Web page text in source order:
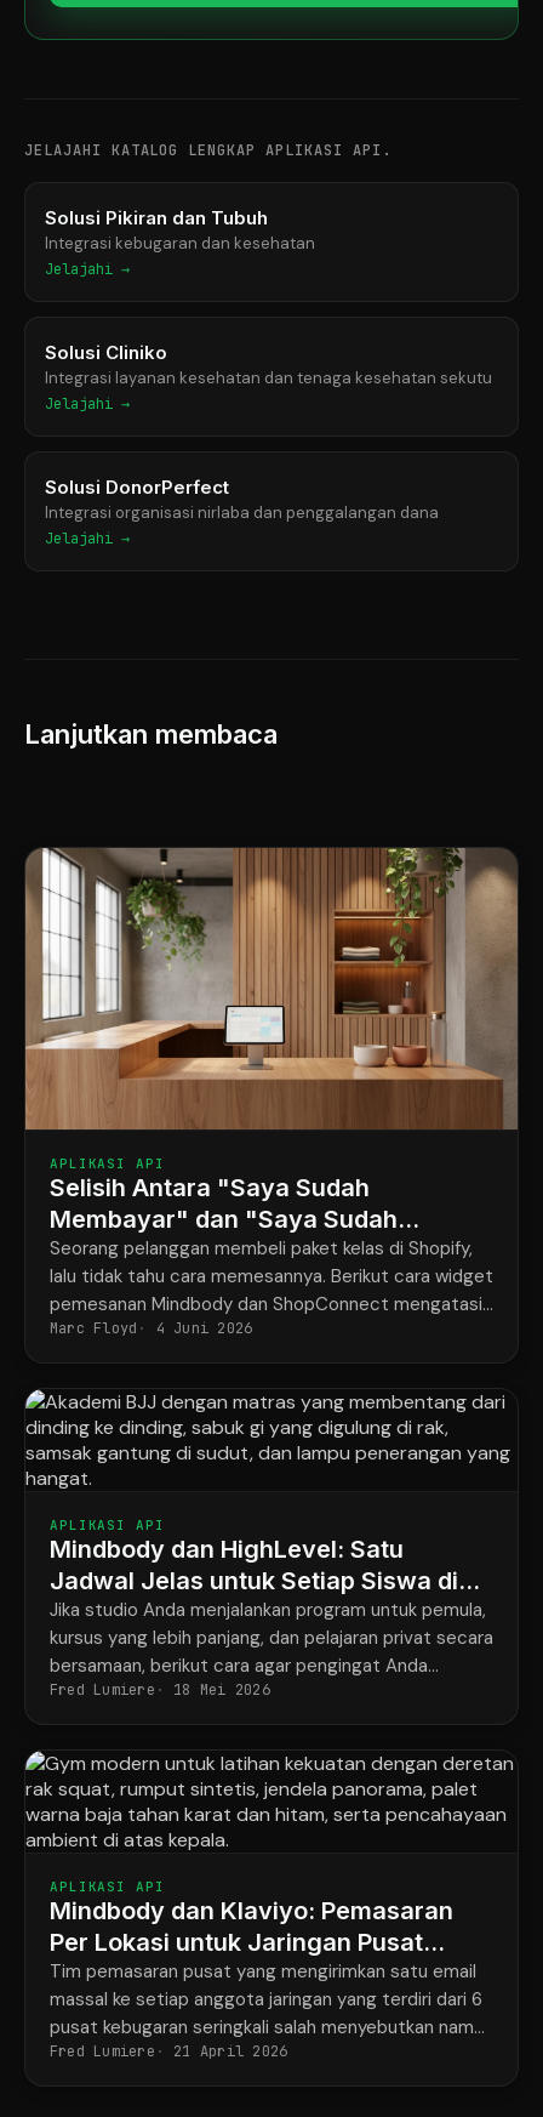
JELAJAHI KATALOG LENGKAP APLIKASI API.
Solusi Pikiran dan Tubuh
Integrasi kebugaran dan kesehatan
Jelajahi →
Solusi Cliniko
Integrasi layanan kesehatan dan tenaga kesehatan sekutu
Jelajahi →
Solusi DonorPerfect
Integrasi organisasi nirlaba dan penggalangan dana
Jelajahi →
Lanjutkan membaca
APLIKASI API
Selisih Antara "Saya Sudah
Membayar" dan "Saya Sudah
Dipesan"
Seorang pelanggan membeli paket kelas di Shopify,
lalu tidak tahu cara memesannya. Berikut cara widget
pemesanan Mindbody dan ShopConnect mengatasi
masalah tersebut untuk selamanya.
Marc Floyd 4 Juni 2026
APLIKASI API
Mindbody dan HighLevel: Satu
Jadwal Jelas untuk Setiap Siswa di
Semua Program
Jika studio Anda menjalankan program untuk pemula,
kursus yang lebih panjang, dan pelajaran privat secara
bersamaan, berikut cara agar pengingat Anda
akhirnya sesuai dengan apa yang sebenarnya telah
dipesan oleh setiap siswa.
Fred Lumiere 18 Mei 2026
APLIKASI API
Mindbody dan Klaviyo: Pemasaran
Per Lokasi untuk Jaringan Pusat
Kebugaran dengan 6 Gym
Tim pemasaran pusat yang mengirimkan satu email
massal ke setiap anggota jaringan yang terdiri dari 6
pusat kebugaran seringkali salah menyebutkan nama
pelatih dan alamat pusat kebugaran, sekitar
setengah dari waktu.
Fred Lumiere 21 April 2026